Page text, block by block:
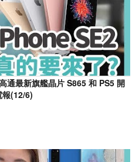
通最新旗艦晶片 S865 和 PS5 開
報(12/6)